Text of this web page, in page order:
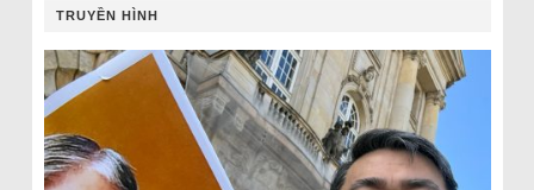
TRUYỀN HÌNH